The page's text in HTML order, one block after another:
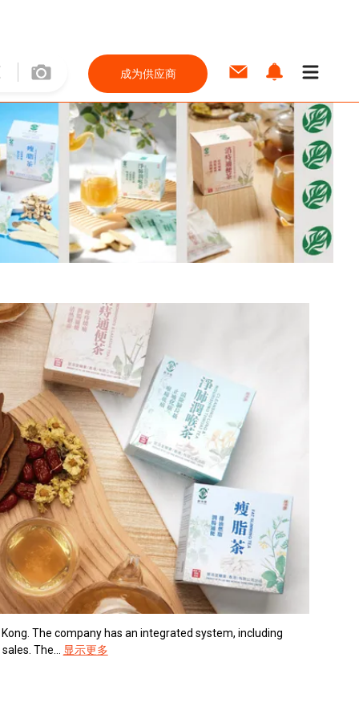
成为供应商
The company has an integrated system, including
The...
显示更多